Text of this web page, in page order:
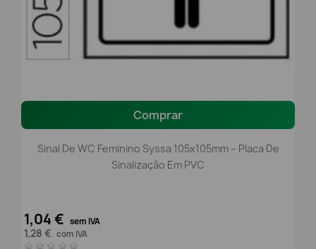
Comprar
Sinal De WC Feminino Syssa 105x105mm – Placa De
Sinalização Em PVC
1,04 € sem IVA
1,28 € com IVA